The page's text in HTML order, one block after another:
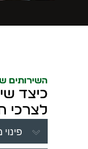
השירותים
כיצד
לצרכי